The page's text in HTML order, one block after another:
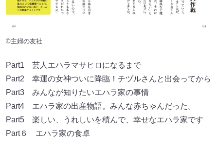
©主婦の友社
Part1 芸人エハラマサヒロになるまで
Part2 幸運の女神ついに降臨！チヅルさんと出会ってから
Part3 みんなが知りたいエハラ家の事情
Part4 エハラ家の出産物語。みんな赤ちゃんだった。
Part5 楽しい、うれしいを積んで、幸せなエハラ家です
Part６ エハラ家の食卓